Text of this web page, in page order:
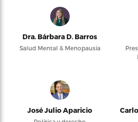
Dra. Bárbara D. Barros
Salud Mental & Menopausia
José Julio Aparicio